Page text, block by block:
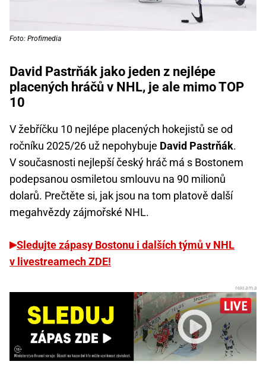
Foto: Profimedia
David Pastrňák jako jeden z nejlépe
placených hráčů v NHL, je ale mimo TOP
10
V žebříčku 10 nejlépe placených hokejistů se od
ročníku 2025/26 už nepohybuje David Pastrňák.
V současnosti nejlepší český hráč má s Bostonem
podepsanou osmiletou smlouvu na 90 milionů
dolarů. Prečtěte si, jak jsou na tom platově další
megahvězdy zájmořské NHL.
Sledujte zápasy Bostonu i dalších týmů v NHL
v livestreamech ZDE!